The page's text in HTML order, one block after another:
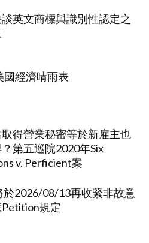
英文商標與識別性認定之
國經濟晴雨表
取得營業秘密等於新雇主也
第五巡院2020年Six
v. Perficient案
於2026/08/13再收緊非故意
規定